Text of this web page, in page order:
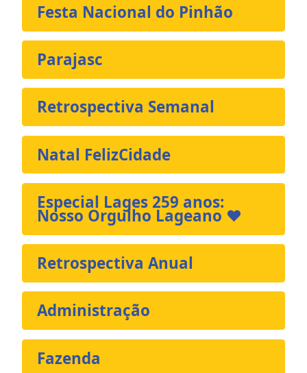
Festa Nacional do Pinhão
Parajasc
Retrospectiva Semanal
Natal FelizCidade
Especial Lages 259 anos:
Nosso Orgulho Lageano ❤️
Retrospectiva Anual
Administração
Fazenda